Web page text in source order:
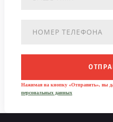
Нажимая на кнопку «Отправить», вы
персональных данных